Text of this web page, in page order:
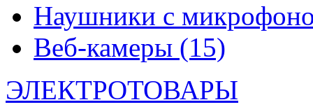
Наушники с
Веб-камеры (15)
ЭЛЕКТРОТОВАРЫ